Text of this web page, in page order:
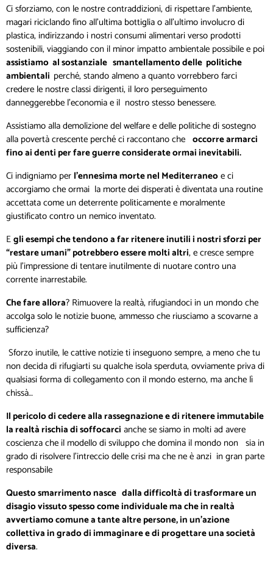
Ci sforziamo, con le nostre contraddizioni, di rispettare l’ambiente,
magari riciclando fino all’ultima bottiglia o all’ultimo involucro di
plastica, indirizzando i nostri consumi alimentari verso prodotti
sostenibili, viaggiando con il minor impatto ambientale possibile e poi
assistiamo al sostanziale smantellamento delle politiche
ambientali perché, stando almeno a quanto vorrebbero farci
credere le nostre classi dirigenti, il loro perseguimento
danneggerebbe l’economia e il nostro stesso benessere.
Assistiamo alla demolizione del welfare e delle politiche di sostegno
alla povertà crescente perché ci raccontano che occorre armarci
fino ai denti per fare guerre considerate ormai inevitabili.
Ci indigniamo per l’ennesima morte nel Mediterraneoe ci
accorgiamo che ormai la morte dei disperati è diventata una routine
accettata come un deterrente politicamente e moralmente
giustificato contro un nemico inventato.
Egli esempi che tendono a far ritenere inutili i nostri sforzi per
“restare umani” potrebbero essere molti altri, e cresce sempre
più l’impressione di tentare inutilmente di nuotare contro una
corrente inarrestabile.
Che fare allora? Rimuovere la realtà, rifugiandoci in un mondo che
accolga solo le notizie buone, ammesso che riusciamo a scovarne a
sufficienza?
Sforzo inutile, le cattive notizie ti inseguono sempre, a meno che tu
non decida di rifugiarti su qualche isola sperduta, ovviamente priva di
qualsiasi forma di collegamento con il mondo esterno, ma anche lì
chissà…
Il pericolo di cedere alla rassegnazione e di ritenere immutabile
la realtà rischia di soffocarci anche se siamo in molti ad avere
coscienza che il modello di sviluppo che domina il mondo non sia in
grado di risolvere l’intreccio delle crisi ma che ne è anzi in gran parte
responsabile
Questo smarrimento nasce dalla difficoltà di trasformare un
disagio vissuto spesso come individuale ma che in realtà
avvertiamo comune a tante altre persone, in un’azione
collettiva in grado di immaginare e di progettare una società
diversa.